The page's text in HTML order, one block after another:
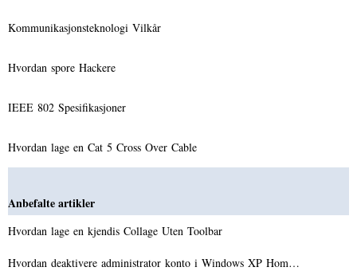
Kommunikasjonsteknologi Vilkår
Hvordan spore Hackere
IEEE 802 Spesifikasjoner
Hvordan lage en Cat 5 Cross Over Cable
Anbefalte artikler
Hvordan lage en kjendis Collage Uten Toolbar
Hvordan deaktivere administrator konto i Windows XP Hom…